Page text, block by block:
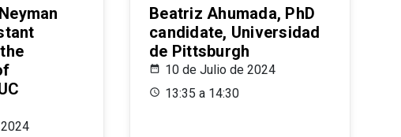
Beatriz Ahumada, PhD
candidate, Universidad
de Pittsburgh
10 de Julio de 2024
13:35 a 14:30